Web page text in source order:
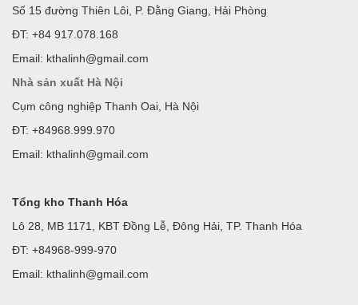
Số 15 đường Thiên Lôi, P. Đằng Giang, Hải Phòng
ĐT: +84 917.078.168
Email: kthalinh@gmail.com
Nhà sản xuất Hà Nội
Cụm công nghiệp Thanh Oai, Hà Nội
ĐT: +84968.999.970
Email: kthalinh@gmail.com
Tổng kho Thanh Hóa
Lô 28, MB 1171, KBT Đồng Lễ, Đông Hải, TP. Thanh Hóa
ĐT: +84968-999-970
Email: kthalinh@gmail.com